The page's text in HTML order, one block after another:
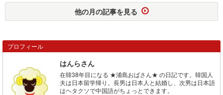
他の月の記事を見る
プロフィール
はんらさん
在韓38年目になる ★浦島おばさん★ の日記です。韓国人
夫は日本留学帰り。長男は日本人と結婚し、次男は日本語
はヘタクソで中国語がちょっとできます。